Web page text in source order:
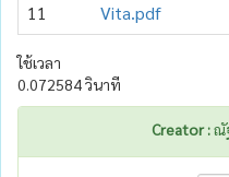
11
Vita.pdf
ใช้เวลา
0.072584 วินาที
Creator :ณั